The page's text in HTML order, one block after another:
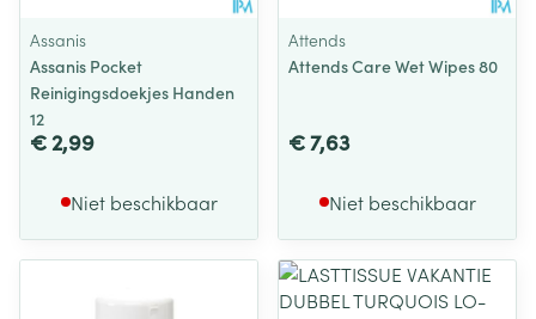
Assanis
Assanis Pocket
Reinigingsdoekjes Handen
12
€ 2,99
Niet beschikbaar
Attends
Attends Care Wet Wipes 80
€ 7,63
Niet beschikbaar